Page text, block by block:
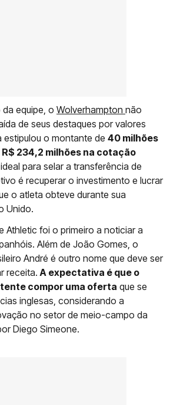
equipe, o Wolverhampton não
de seus destaques por valores
estipulou o montante de 40 milhões
234,2 milhões na cotação
para selar a transferência de
é recuperar o investimento e lucrar
o atleta obteve durante sua
Unido.
Athletic foi o primeiro a noticiar a
Além de João Gomes, o
André é outro nome que deve ser
receita. A expectativa é que o
compor uma oferta que se
inglesas, considerando a
no setor de meio-campo da
Diego Simeone.